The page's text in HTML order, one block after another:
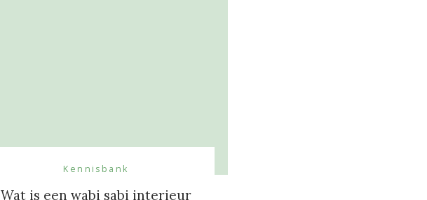
Kennisbank
Wat is een wabi sabi interieur